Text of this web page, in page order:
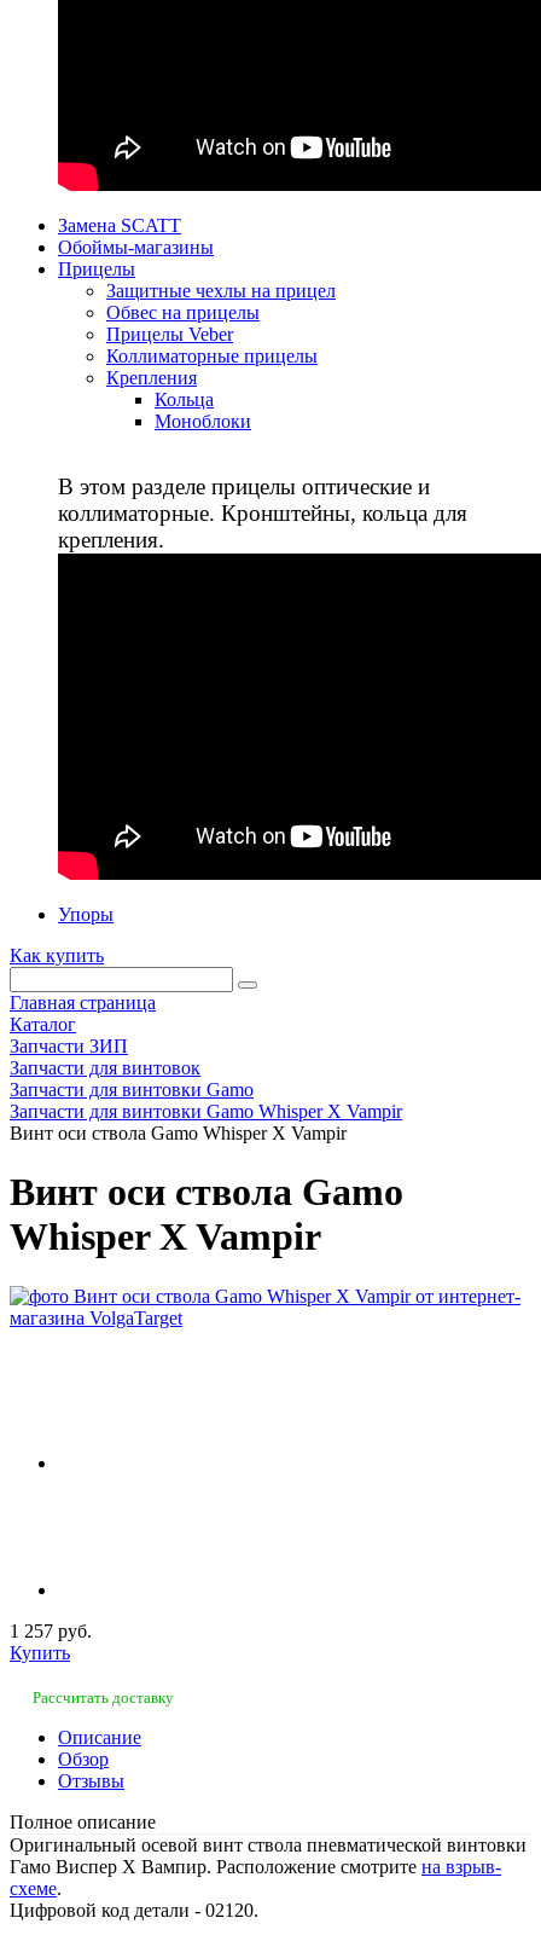
Замена SCATT
Обоймы-магазины
Прицелы
Защитные чехлы на прицел
Обвес на прицелы
Прицелы Veber
Коллиматорные прицелы
Крепления
Кольца
Моноблоки
В этом разделе прицелы оптические и
коллиматорные. Кронштейны, кольца для
крепления.
Упоры
Как купить
Главная страница
Каталог
Запчасти ЗИП
Запчасти для винтовок
Запчасти для винтовки Gamo
Запчасти для винтовки Gamo Whisper X Vampir
Винт оси ствола Gamo Whisper X Vampir
Винт оси ствола Gamo
Whisper X Vampir
1 257 руб.
Купить
Рассчитать доставку
Описание
Обзор
Отзывы
Полное описание
Оригинальный осевой винт ствола пневматической винтовки
Гамо Виспер Х Вампир. Расположение смотрите на взрыв-
схеме.
Цифровой код детали - 02120.